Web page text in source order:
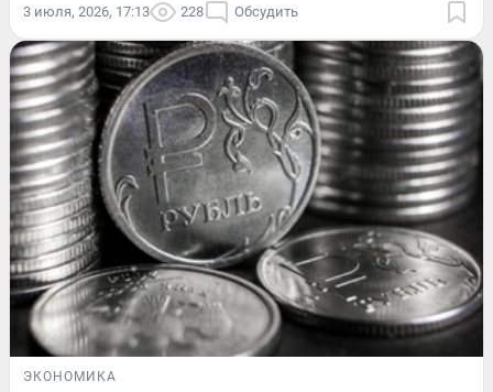
3 июля, 2026, 17:13 228 Обсудить
ЭКОНОМИКА